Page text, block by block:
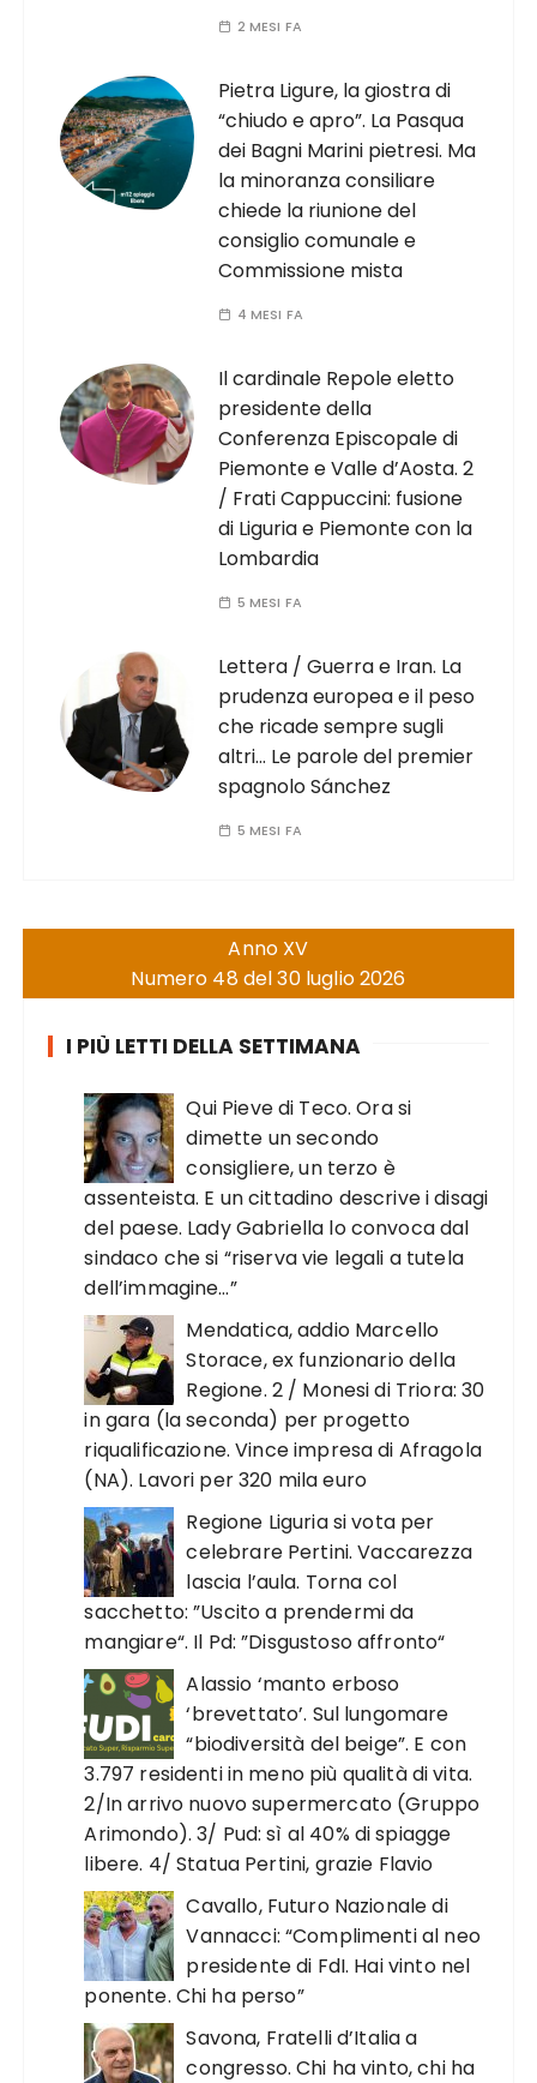
2 MESI FA
Pietra Ligure, la giostra di
“chiudo e apro”. La Pasqua
dei Bagni Marini pietresi. Ma
la minoranza consiliare
chiede la riunione del
consiglio comunale e
Commissione mista
4 MESI FA
Il cardinale Repole eletto
presidente della
Conferenza Episcopale di
Piemonte e Valle d’Aosta. 2
/ Frati Cappuccini: fusione
di Liguria e Piemonte con la
Lombardia
5 MESI FA
Lettera / Guerra e Iran. La
prudenza europea e il peso
che ricade sempre sugli
altri… Le parole del premier
spagnolo Sánchez
5 MESI FA
Anno XV
Numero 48 del 30 luglio 2026
I PIÙ LETTI DELLA SETTIMANA
Qui Pieve di Teco. Ora si
dimette un secondo
consigliere, un terzo è
assenteista. E un cittadino descrive i disagi
del paese. Lady Gabriella lo convoca dal
sindaco che si “riserva vie legali a tutela
dell’immagine…”
Mendatica, addio Marcello
Storace, ex funzionario della
Regione. 2 / Monesi di Triora: 30
in gara (la seconda) per progetto
riqualificazione. Vince impresa di Afragola
(NA). Lavori per 320 mila euro
Regione Liguria si vota per
celebrare Pertini. Vaccarezza
lascia l’aula. Torna col
sacchetto: ”Uscito a prendermi da
mangiare“. Il Pd: ”Disgustoso affronto“
Alassio ‘manto erboso
‘brevettato’. Sul lungomare
“biodiversità del beige”. E con
3.797 residenti in meno più qualità di vita.
2/In arrivo nuovo supermercato (Gruppo
Arimondo). 3/ Pud: sì al 40% di spiagge
libere. 4/ Statua Pertini, grazie Flavio
Cavallo, Futuro Nazionale di
Vannacci: “Complimenti al neo
presidente di FdI. Hai vinto nel
ponente. Chi ha perso”
Savona, Fratelli d’Italia a
congresso. Chi ha vinto, chi ha